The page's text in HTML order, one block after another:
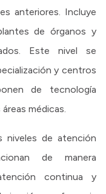
anteriores. Incluye
de órganos y
Este nivel se
y centros
de tecnología
médicas.
niveles de atención
de manera
continua y